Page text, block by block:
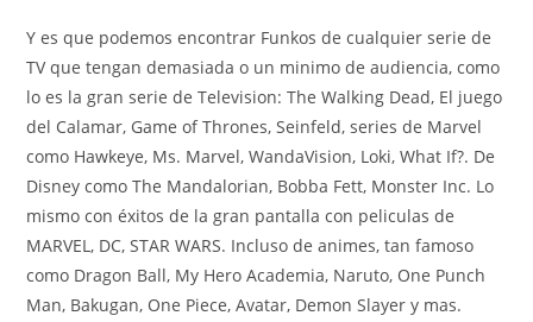
Y es que podemos encontrar Funkos de cualquier serie de
TV que tengan demasiada o un minimo de audiencia, como
lo es la gran serie de Television: The Walking Dead, El juego
del Calamar, Game of Thrones, Seinfeld, series de Marvel
como Hawkeye, Ms. Marvel, WandaVision, Loki, What If?. De
Disney como The Mandalorian, Bobba Fett, Monster Inc. Lo
mismo con éxitos de la gran pantalla con peliculas de
MARVEL, DC, STAR WARS. Incluso de animes, tan famoso
como Dragon Ball, My Hero Academia, Naruto, One Punch
Man, Bakugan, One Piece, Avatar, Demon Slayer y mas.